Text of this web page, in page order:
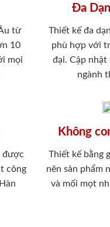
từ
10
mọi
Đa
Thiết kế đa
phù hợp với
đại. Cập
ngành
được
công
Không
Thiết kế bằng
nên sản phẩm
và mối mọt